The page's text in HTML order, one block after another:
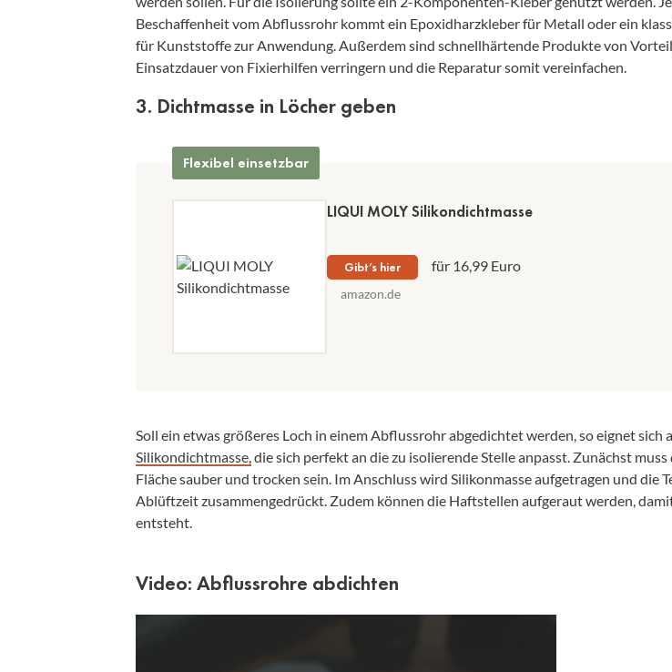
Beschaffenheit vom Abflussrohr kommt ein Epoxidharzkleber für Metall oder ein
für Kunststoffe zur Anwendung. Außerdem sind schnellhärtende Produkte von
Einsatzdauer von Fixierhilfen verringern und die Reparatur somit vereinfachen.
3. Dichtmasse in Löcher geben
Flexibel einsetzbar
LIQUI MOLY Silikondichtmasse
Gibt’s hier für 16,99 Euro
amazon.de
Soll ein etwas größeres Loch in einem Abflussrohr abgedichtet werden, so eignet sich
Silikondichtmasse, die sich perfekt an die zu isolierende Stelle anpasst. Zunächst
Fläche sauber und trocken sein. Im Anschluss wird Silikonmasse aufgetragen und die
Ablüftzeit zusammengedrückt. Zudem können die Haftstellen aufgeraut werden,
entsteht.
Video: Abflussrohre abdichten